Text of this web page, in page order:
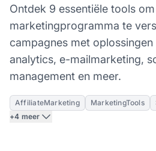
Ontdek 9 essentiële tools
marketingprogramma te
campagnes met
analytics, e-mailmarketing,
management en meer.
AffiliateMarketing MarketingTools
+4 meer